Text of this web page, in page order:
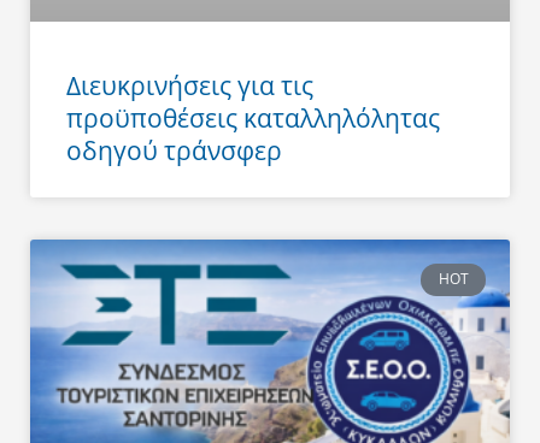
Διευκρινήσεις για τις
προϋποθέσεις καταλληλόλητας
οδηγού τράνσφερ
HOT